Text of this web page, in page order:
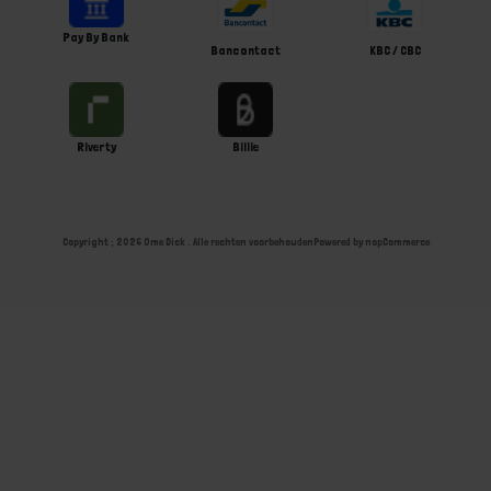
Pay By Bank
Bancontact
KBC / CBC
Riverty Billie
Copyright ; 2026 Ome Dick . Alle rechten voorbehoudenPowered by nopCommerce